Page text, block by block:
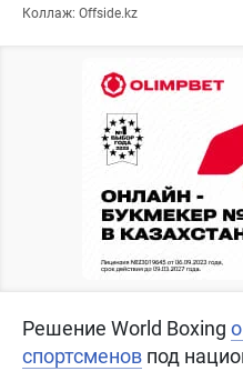
Коллаж: Offside.kz
Решение World Boxing
спортсменов под